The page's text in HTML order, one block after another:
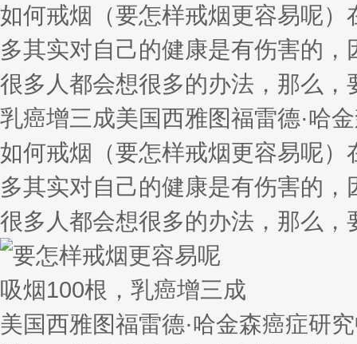
如何戒烟（要怎样戒烟更容易呢
多其实对自己的健康是有伤害的
很多人都会想很多的办法，那么
乳癌增三成美国西雅图福雷德·哈
如何戒烟（要怎样戒烟更容易呢
多其实对自己的健康是有伤害的
很多人都会想很多的办法，那么
吸烟100根，乳癌增三成
美国西雅图福雷德·哈金森癌症研